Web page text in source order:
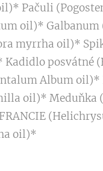
Pačuli
oil)*
myrrha oil)*
posvátné
Album
oil)* Meduňka
oil)*